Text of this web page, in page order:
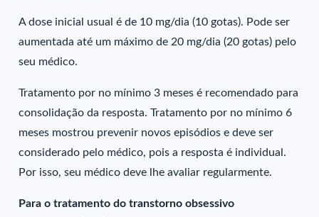
A dose inicial usual é de 10 mg/dia (10 gotas). Pode ser
aumentada até um máximo de 20 mg/dia (20 gotas) pelo
seu médico.
Tratamento por no mínimo 3 meses é recomendado para
consolidação da resposta. Tratamento por no mínimo 6
meses mostrou prevenir novos episódios e deve ser
considerado pelo médico, pois a resposta é individual.
Por isso, seu médico deve lhe avaliar regularmente.
Para o tratamento do transtorno obsessivo